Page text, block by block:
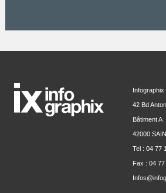
Infographix
42 Bd
Bâtiment A
42000
Tel : 04 77
Fax : 04 77